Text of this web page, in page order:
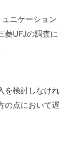
ニケーション
菱UFJの調査に
を検討しなけれ
の点において遅